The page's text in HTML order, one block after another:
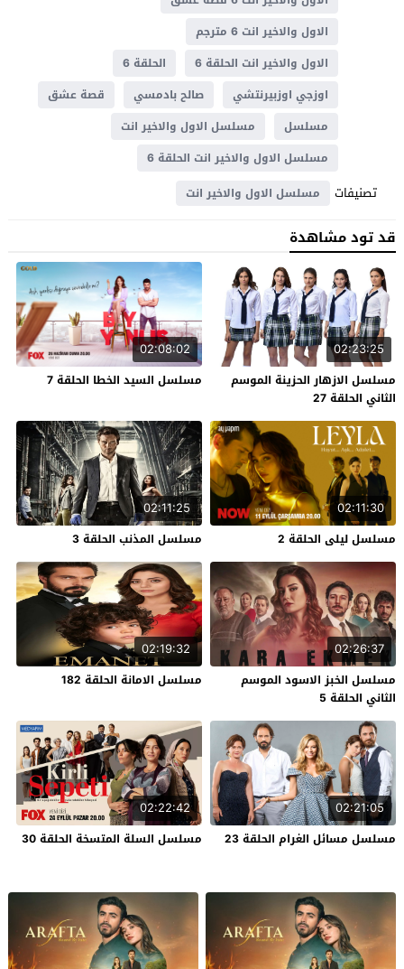
الاول والاخير انت 6 مترجم
الاول والاخير انت الحلقة 6
الحلقة 6
اوزجي اوزبيرنتشي
صالح بادمسي
قصة عشق
مسلسل
مسلسل الاول والاخير انت
مسلسل الاول والاخير انت الحلقة 6
تصنيفات مسلسل الاول والاخير انت
قد تود مشاهدة
02:23:25
مسلسل الازهار الحزينة الموسم
الثاني الحلقة 27
02:08:02
مسلسل السيد الخطا الحلقة 7
02:11:30
مسلسل ليلى الحلقة 2
02:11:25
مسلسل المذنب الحلقة 3
02:26:37
مسلسل الخبز الاسود الموسم
الثاني الحلقة 5
02:19:32
مسلسل الامانة الحلقة 182
02:21:05
مسلسل مسائل الغرام الحلقة 23
02:22:42
مسلسل السلة المتسخة الحلقة 30